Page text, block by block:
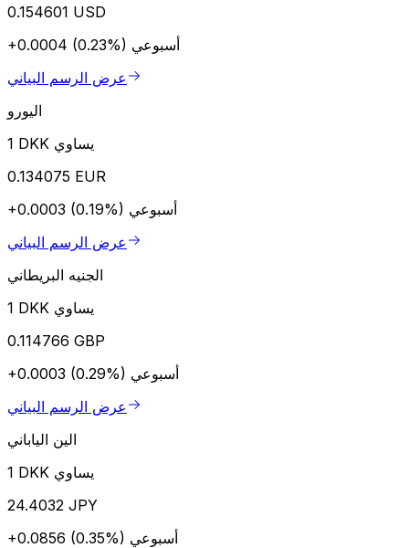
0.154601 USD
+0.0004 (0.23%) أسبوعي
عرض الرسم البياني
اليورو
1 DKK يساوي
0.134075 EUR
+0.0003 (0.19%) أسبوعي
عرض الرسم البياني
الجنيه البريطاني
1 DKK يساوي
0.114766 GBP
+0.0003 (0.29%) أسبوعي
عرض الرسم البياني
الين الياباني
1 DKK يساوي
24.4032 JPY
+0.0856 (0.35%) أسبوعي